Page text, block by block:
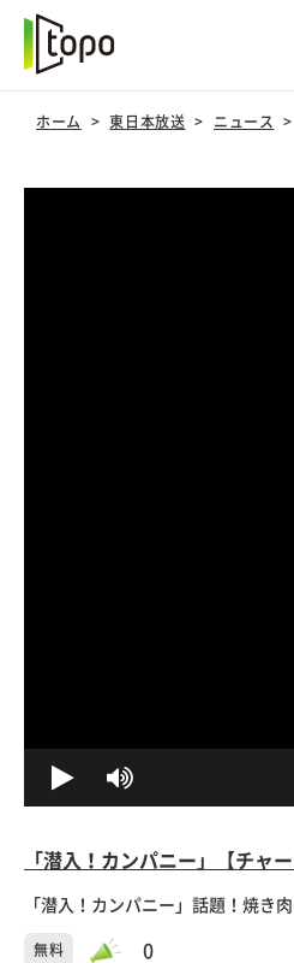
ホーム 東日本放送 ニュース
「潜入！カンパニー」【チャー
「潜入！カンパニー」話題！焼き
無料 0